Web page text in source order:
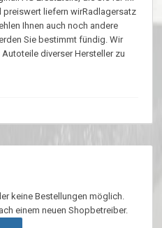
preiswert liefern wirRadlagersatz
Ihnen auch noch andere
Sie bestimmt fündig. Wir
diverser Hersteller zu
keine Bestellungen möglich.
einem neuen Shopbetreiber.